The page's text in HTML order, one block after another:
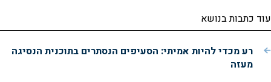
עוד כתבות בנושא
רע מכדי להיות אמיתי: הסעיפים הנסתרים בתוכנית הנסיגה
מעזה